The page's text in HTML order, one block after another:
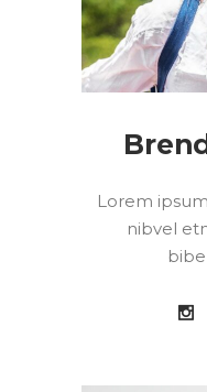
Lorem
nibvel